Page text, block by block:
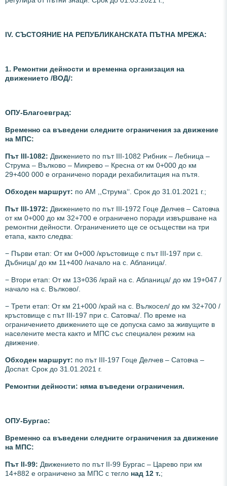
ІV. СЪСТОЯНИЕ НА РЕПУБЛИКАНСКАТА ПЪТНА МРЕЖА:
1. Ремонтни дейности и временна организация на
движението /ВОД/:
ОПУ-Благоевград:
Временно са въведени следните ограничения за движение
на МПС:
Път III-1082: Движението по път III-1082 Рибник – Лебница –
Струма – Вълково – Микрево – Кресна от км 0+000 до км
29+400 000 е ограничено поради рехабилитация на пътя.
Обходен маршрут: по АМ ,,Струма‘‘. Срок до 31.01.2021 г.;
Път III-1972: Движението по път III-1972 Гоце Делчев – Сатовча
от км 0+000 до км 32+700 е ограничено поради извършване на
ремонтни дейности. Ограничението ще се осъществи на три
етапа, както следва:
− Първи етап: От км 0+000 /кръстовище с път III-197 при с.
Дъбница/ до км 11+400 /начало на с. Абланица/.
− Втори етап: От км 13+036 /край на с. Абланица/ до км 19+047 /
начало на с. Вълково/.
− Трети етап: От км 21+000 /край на с. Вълкосел/ до км 32+700 /
кръстовище с път III-197 при с. Сатовча/. По време на
ограничението движението ще се допуска само за живущите в
населените места както и МПС със специален режим на
движение.
Обходен маршрут: по път III-197 Гоце Делчев – Сатовча –
Доспат. Срок до 31.01.2021 г.
Ремонтни дейности: няма въведени ограничения.
ОПУ-Бургас:
Временно са въведени следните ограничения за движение
на МПС:
Път II-99: Движението по път ІІ-99 Бургас – Царево при км
14+882 е ограничено за МПС с тегло над 12 т.;